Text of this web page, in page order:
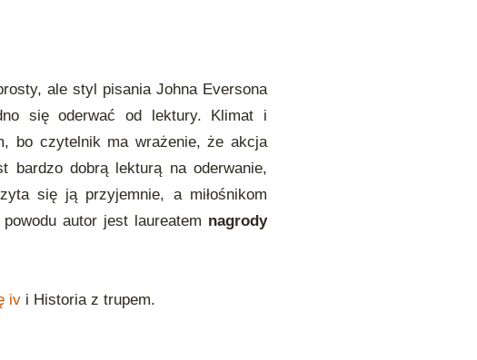
ale styl pisania Johna Eversona
się oderwać od lektury. Klimat i
bo czytelnik ma wrażenie, że akcja
bardzo dobrą lekturą na oderwanie,
się ją przyjemnie, a miłośnikom
autor jest laureatem nagrody
iv i Historia z trupem.